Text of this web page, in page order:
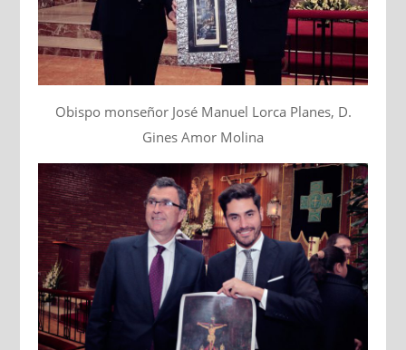
Obispo monseñor José Manuel Lorca Planes, D.
Gines Amor Molina